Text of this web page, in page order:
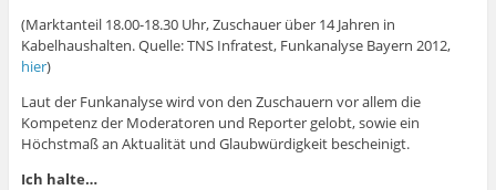
(Marktanteil 18.00-18.30 Uhr, Zuschauer über 14 Jahren in
Kabelhaushalten. Quelle: TNS Infratest, Funkanalyse Bayern 2012,
hier)
Laut der Funkanalyse wird von den Zuschauern vor allem die
Kompetenz der Moderatoren und Reporter gelobt, sowie ein
Höchstmaß an Aktualität und Glaubwürdigkeit bescheinigt.
Ich halte…